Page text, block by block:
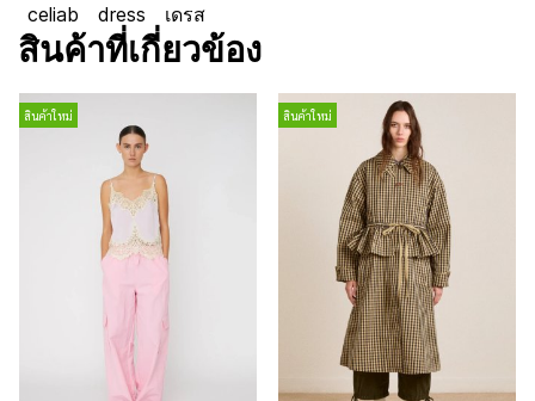
celiab dress เดรส
สินค้าที่เกี่ยวข้อง
สินค้าใหม่ สินค้าใหม่